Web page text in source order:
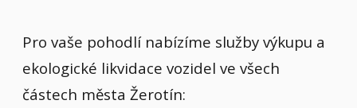
Pro vaše pohodlí nabízíme služby výkupu a
ekologické likvidace vozidel ve všech
částech města Žerotín: